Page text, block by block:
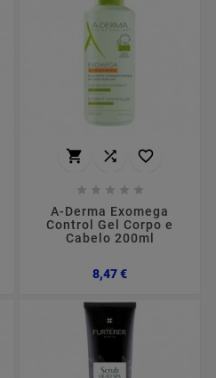
  
    
A-Derma Exomega
Control Gel Corpo e
Cabelo 200ml
8,47 €Preço